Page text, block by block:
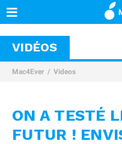
VIDÉOS
Mac4Ever Videos
ON A TESTÉ
FUTUR !